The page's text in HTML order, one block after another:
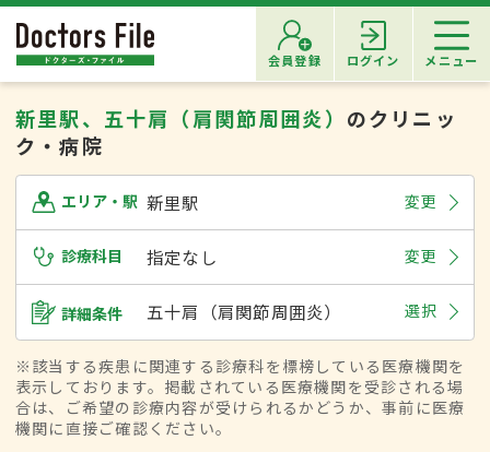
会員登録 ログイン メニュー
新里駅、五十肩（肩関節周囲炎） のクリニッ
ク・病院
エリア・駅 新里駅 変更
診療科目 指定なし 変更
詳細条件 五十肩（肩関節周囲炎） 選択
※該当する疾患に関連する診療科を標榜している医療機関を
表示しております。掲載されている医療機関を受診される場
合は、ご希望の診療内容が受けられるかどうか、事前に医療
機関に直接ご確認ください。